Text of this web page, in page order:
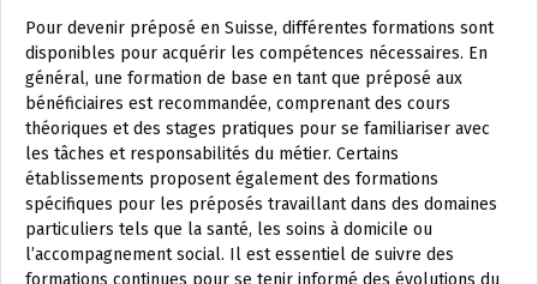
Pour devenir préposé en Suisse, différentes formations sont
disponibles pour acquérir les compétences nécessaires. En
général, une formation de base en tant que préposé aux
bénéficiaires est recommandée, comprenant des cours
théoriques et des stages pratiques pour se familiariser avec
les tâches et responsabilités du métier. Certains
établissements proposent également des formations
spécifiques pour les préposés travaillant dans des domaines
particuliers tels que la santé, les soins à domicile ou
l’accompagnement social. Il est essentiel de suivre des
formations continues pour se tenir informé des évolutions du